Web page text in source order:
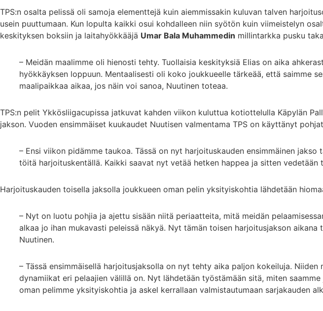
TPS:n osalta pelissä oli samoja elementtejä kuin aiemmissakin kuluvan talven
usein puuttumaan. Kun lopulta kaikki osui kohdalleen niin syötön kuin viimeistelyn
keskityksen boksiin ja laitahyökkääjä Umar Bala Muhammedin millintarkka pusku
– Meidän maalimme oli hienosti tehty. Tuollaisia keskityksiä Elias on aika
hyökkäyksen loppuun. Mentaalisesti oli koko joukkueelle tärkeää, että saimme
maalipaikkaa aikaa, jos näin voi sanoa, Nuutinen toteaa.
TPS:n pelit Ykkösliigacupissa jatkuvat kahden viikon kuluttua kotiottelulla Käpylän
jakson. Vuoden ensimmäiset kuukaudet Nuutisen valmentama TPS on käyttänyt
– Ensi viikon pidämme taukoa. Tässä on nyt harjoituskauden ensimmäinen
töitä harjoituskentällä. Kaikki saavat nyt vetää hetken happea ja sitten
Harjoituskauden toisella jaksolla joukkueen oman pelin yksityiskohtia lähdetään
– Nyt on luotu pohjia ja ajettu sisään niitä periaatteita, mitä meidän
alkaa jo ihan mukavasti peleissä näkyä. Nyt tämän toisen harjoitusjakson
Nuutinen.
– Tässä ensimmäisellä harjoitusjaksolla on nyt tehty aika paljon kokeiluja.
dynamiikat eri pelaajien välillä on. Nyt lähdetään työstämään sitä, miten
oman pelimme yksityiskohtia ja askel kerrallaan valmistautumaan sarjakauden